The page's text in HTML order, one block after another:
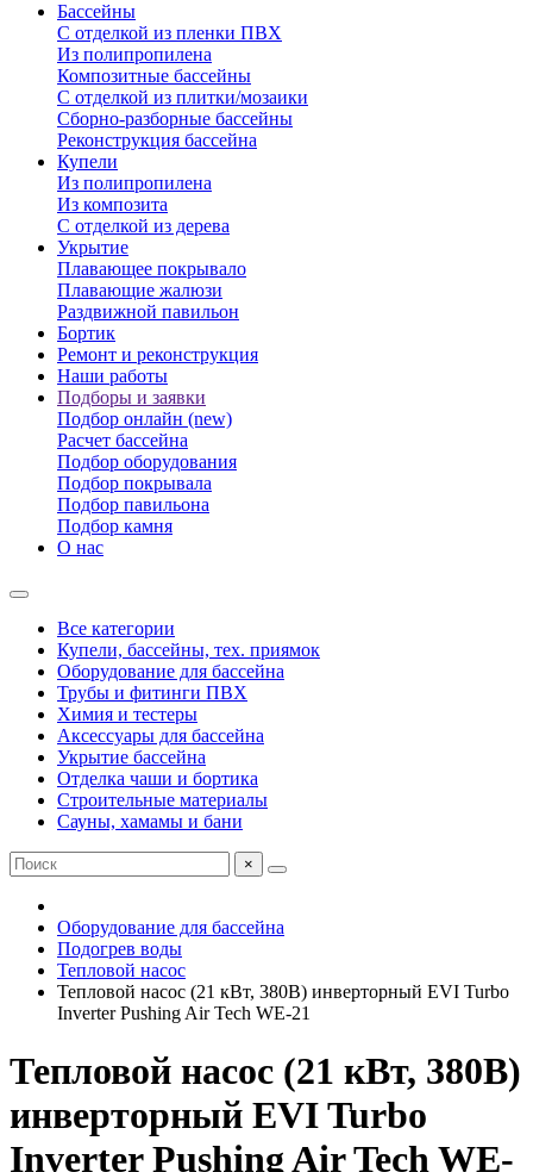
Бассейны
С отделкой из пленки ПВХ
Из полипропилена
Композитные бассейны
С отделкой из плитки/мозаики
Сборно-разборные бассейны
Реконструкция бассейна
Купели
Из полипропилена
Из композита
С отделкой из дерева
Укрытие
Плавающее покрывало
Плавающие жалюзи
Раздвижной павильон
Бортик
Ремонт и реконструкция
Наши работы
Подборы и заявки
Подбор онлайн (new)
Расчет бассейна
Подбор оборудования
Подбор покрывала
Подбор павильона
Подбор камня
О нас
Все категории
Купели, бассейны, тех. приямок
Оборудование для бассейна
Трубы и фитинги ПВХ
Химия и тестеры
Аксессуары для бассейна
Укрытие бассейна
Отделка чаши и бортика
Строительные материалы
Сауны, хамамы и бани
×
Оборудование для бассейна
Подогрев воды
Тепловой насос
Тепловой насос (21 кВт, 380В) инверторный EVI Turbo
Inverter Pushing Air Tech WE-21
Тепловой насос (21 кВт, 380В)
инверторный EVI Turbo
Inverter Pushing Air Tech WE-